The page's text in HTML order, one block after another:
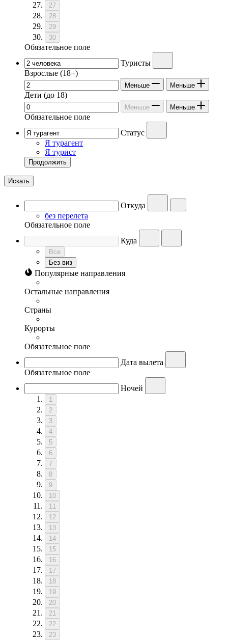
27
28
29
30
Обязательное поле
Туристы
Взрослые (18+)
Меньше Меньше
Дети (до 18)
Меньше Меньше
Обязательное поле
Статус
Я турагент
Я турист
Продолжить
Искать
Откуда
без перелета
Обязательное поле
Куда
Все
Без виз
Популярные направления
Остальные направления
Страны
Курорты
Обязательное поле
Дата вылета
Обязательное поле
Ночей
1
2
3
4
5
6
7
8
9
10
11
12
13
14
15
16
17
18
19
20
21
22
23